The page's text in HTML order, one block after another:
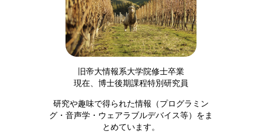
旧帝大情報系大学院修士卒業
現在、博士後期課程特別研究員
研究や趣味で得られた情報（プログラミン
グ・音声学・ウェアラブルデバイス等）をま
とめています。